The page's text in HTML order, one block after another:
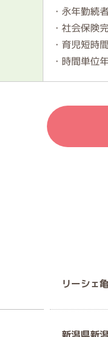
・永年勤続
・社会保険
・育児短時
・時間単位
リーシェ